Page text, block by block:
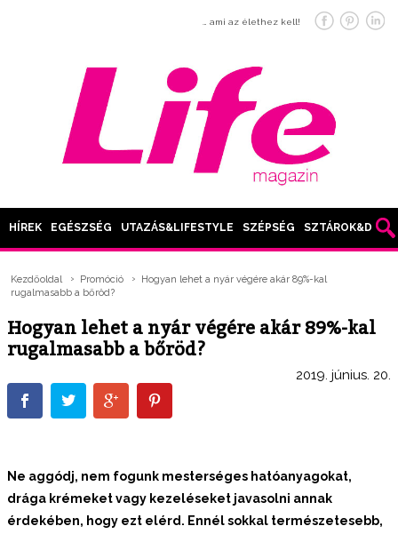
… ami az élethez kell!
HÍREK EGÉSZSÉG UTAZÁS&LIFESTYLE SZÉPSÉG SZTÁROK&DIVAT
Kezdőoldal Promóció
Hogyan lehet a nyár végére akár 89%-kal
rugalmasabb a bőröd?
Hogyan lehet a nyár végére akár 89%-kal
rugalmasabb a bőröd?
2019. június. 20.
Ne aggódj, nem fogunk mesterséges hatóanyagokat,
drága krémeket vagy kezeléseket javasolni annak
érdekében, hogy ezt elérd. Ennél sokkal természetesebb,